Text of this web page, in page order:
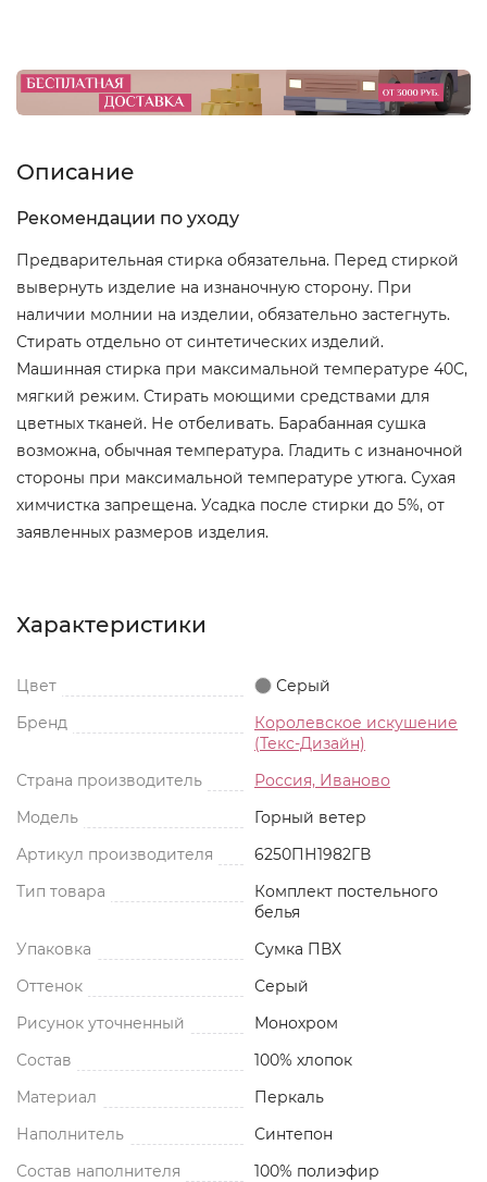
Описание
Рекомендации по уходу
Предварительная стирка обязательна. Перед стиркой
вывернуть изделие на изнаночную сторону. При
наличии молнии на изделии, обязательно застегнуть.
Стирать отдельно от синтетических изделий.
Машинная стирка при максимальной температуре 40С,
мягкий режим. Стирать моющими средствами для
цветных тканей. Не отбеливать. Барабанная сушка
возможна, обычная температура. Гладить с изнаночной
стороны при максимальной температуре утюга. Сухая
химчистка запрещена. Усадка после стирки до 5%, от
заявленных размеров изделия.
Характеристики
Цвет
Серый
Бренд
Королевское искушение
(Текс-Дизайн)
Страна производитель
Россия, Иваново
Модель
Горный ветер
Артикул производителя
6250ПН1982ГВ
Тип товара
Комплект постельного
белья
Упаковка
Сумка ПВХ
Оттенок
Серый
Рисунок уточненный
Монохром
Состав
100% хлопок
Материал
Перкаль
Наполнитель
Синтепон
Состав наполнителя
100% полиэфир